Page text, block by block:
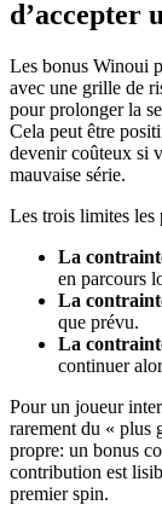
d’accepter
Les bonus Winoui
avec une grille de
pour prolonger la
Cela peut être
devenir coûteux si
mauvaise série.
Les trois limites les
La
en parcours
La
que prévu.
La
continuer
Pour un joueur
rarement du « plus
propre: un bonus
contribution est
premier spin.